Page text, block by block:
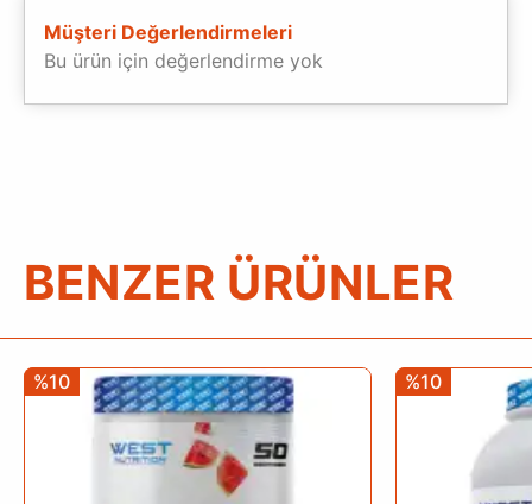
Müşteri Değerlendirmeleri
Bu ürün için değerlendirme yok
BENZER ÜRÜNLER
%10 %10